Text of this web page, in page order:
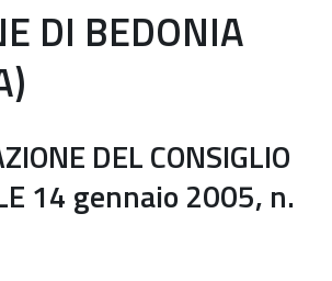
DI BEDONIA
DEL CONSIGLIO
14 gennaio 2005, n.